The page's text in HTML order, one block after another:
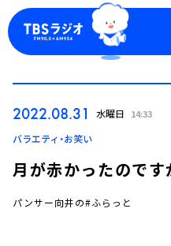
ログイン
2022.08.31 水曜日 14:33
バラエティ・お笑い
月が赤かったのです
パンサー向井の#ふらっと